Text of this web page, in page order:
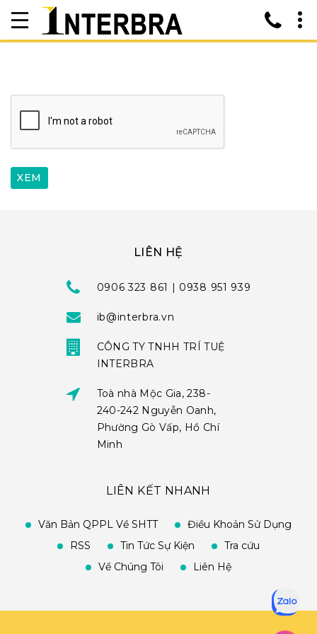
LIÊN HỆ
0906 323 861 | 0938 951 939
ib@interbra.vn
CÔNG TY TNHH TRÍ TUỆ
INTERBRA
Toà nhà Mộc Gia, 238-
240-242 Nguyễn Oanh,
Phường Gò Vấp, Hồ Chí
Minh
LIÊN KẾT NHANH
Văn Bản QPPL Về SHTT
Điều Khoản Sử Dụng
RSS
Tin Tức Sự Kiện
Tra cứu
Về Chúng Tôi
Liên Hệ